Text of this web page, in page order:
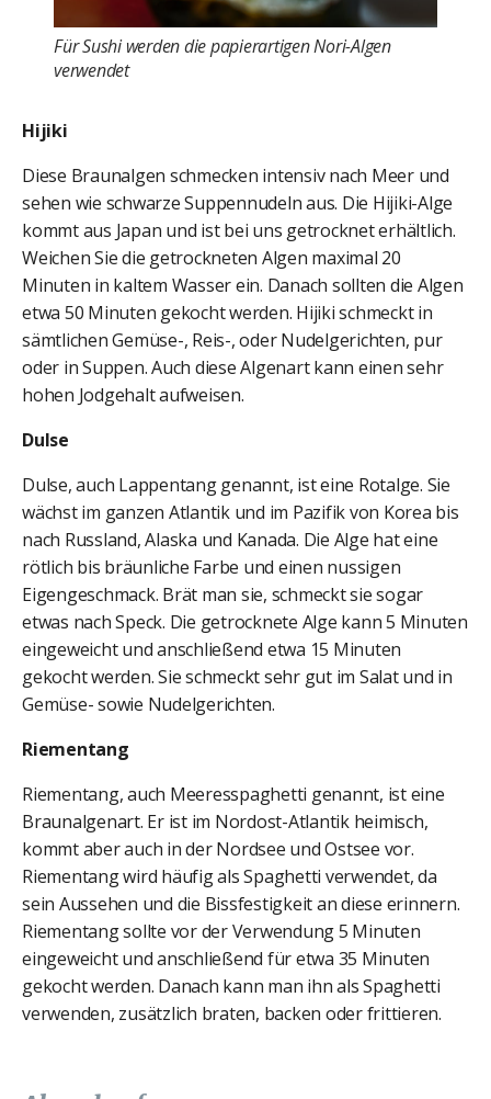
Für Sushi werden die papierartigen Nori-Algen
verwendet
Hijiki
Diese Braunalgen schmecken intensiv nach Meer und
sehen wie schwarze Suppennudeln aus. Die Hijiki-Alge
kommt aus Japan und ist bei uns getrocknet erhältlich.
Weichen Sie die getrockneten Algen maximal 20
Minuten in kaltem Wasser ein. Danach sollten die Algen
etwa 50 Minuten gekocht werden. Hijiki schmeckt in
sämtlichen Gemüse-, Reis-, oder Nudelgerichten, pur
oder in Suppen. Auch diese Algenart kann einen sehr
hohen Jodgehalt aufweisen.
Dulse
Dulse, auch Lappentang genannt, ist eine Rotalge. Sie
wächst im ganzen Atlantik und im Pazifik von Korea bis
nach Russland, Alaska und Kanada. Die Alge hat eine
rötlich bis bräunliche Farbe und einen nussigen
Eigengeschmack. Brät man sie, schmeckt sie sogar
etwas nach Speck. Die getrocknete Alge kann 5 Minuten
eingeweicht und anschließend etwa 15 Minuten
gekocht werden. Sie schmeckt sehr gut im Salat und in
Gemüse- sowie Nudelgerichten.
Riementang
Riementang, auch Meeresspaghetti genannt, ist eine
Braunalgenart. Er ist im Nordost-Atlantik heimisch,
kommt aber auch in der Nordsee und Ostsee vor.
Riementang wird häufig als Spaghetti verwendet, da
sein Aussehen und die Bissfestigkeit an diese erinnern.
Riementang sollte vor der Verwendung 5 Minuten
eingeweicht und anschließend für etwa 35 Minuten
gekocht werden. Danach kann man ihn als Spaghetti
verwenden, zusätzlich braten, backen oder frittieren.